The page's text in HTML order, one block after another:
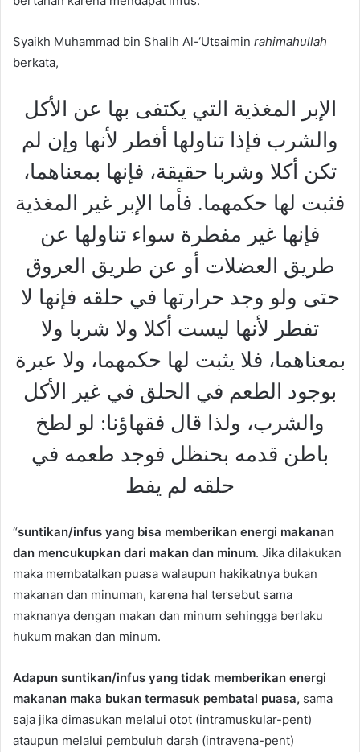
Syaikh Muhammad bin Shalih Al-‘Utsaimin rahimahullah
berkata,
الإبر المغذية التي يكتفى بها عن الأكل
والشرب فإذا تناولها أفطر لأنها وإن لم
تكن أكلا وشربا حقيقة، فإنها بمعناهما،
فثبت لها حكمهما. فأما الإبر غير المغذية
فإنها غير مفطرة سواء تناولها عن
طريق العضلات أو عن طريق العروق
حتى ولو وجد حرارتها في حلقه فإنها لا
تفطر لأنها ليست أكلا ولا شربا ولا
بمعناهما، فلا يثبت لها حكمهما، ولا عبرة
بوجود الطعم في الحلق في غير الأكل
والشرب، ولذا قال فقهاؤنا: لو لطخ
باطن قدمه بحنظل فوجد طعمه في
حلقه لم يفط
“suntikan/infus yang bisa memberikan energi makanan
dan mencukupkan dari makan dan minum. Jika dilakukan
maka membatalkan puasa walaupun hakikatnya bukan
makanan dan minuman, karena hal tersebut sama
maknanya dengan makan dan minum sehingga berlaku
hukum makan dan minum.
Adapun suntikan/infus yang tidak memberikan energi
makanan maka bukan termasuk pembatal puasa, sama
saja jika dimasukan melalui otot (intramuskular-pent)
ataupun melalui pembuluh darah (intravena-pent)